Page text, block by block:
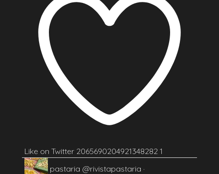
Like on Twitter 2065690204921348282 1
pastaria @rivistapastaria ·